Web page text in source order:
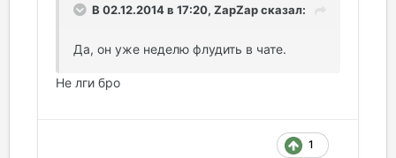
В 02.12.2014 в 17:20, ZapZap сказал:
Да, он уже неделю флудить в чате.
Не лги бро
1